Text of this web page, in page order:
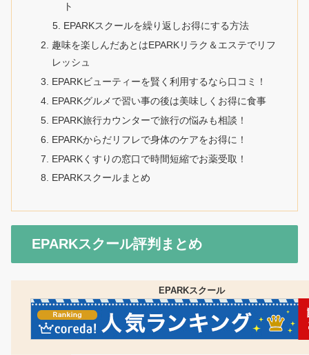
ト
EPARKスクールを繰り返しお得にする方法
趣味を楽しんだあとはEPARKリラク＆エステでリフ
レッシュ
EPARKビューティーを賢く利用するなら口コミ！
EPARKグルメで習い事の後は美味しくお得に食事
EPARK旅行カウンターで旅行の悩みも相談！
EPARKからだリフレで身体のケアをお得に！
EPARKくすりの窓口で時間短縮でお薬受取！
EPARKスクールまとめ
EPARKスクール評判まとめ
EPARKスクール